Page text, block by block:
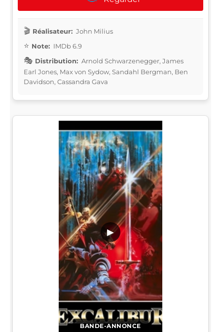
Réalisateur: John Milius
Note: IMDb 6.9
Distribution: Arnold Schwarzenegger, James
Earl Jones, Max von Sydow, Sandahl Bergman, Ben
Davidson, Cassandra Gava
BANDE-ANNONCE
▶